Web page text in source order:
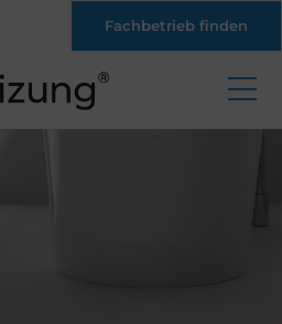
Fachbetrieb finden